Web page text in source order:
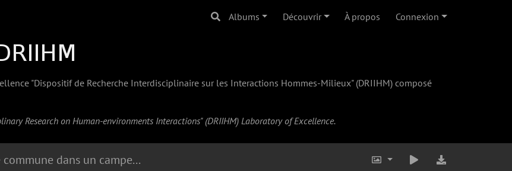
Albums Découvrir À propos Connexion
"Dispositif de Recherche Interdisciplinaire sur les Interactions Hommes-Milieux" (DRIIHM) composé
Research on Human-environments Interactions" (DRIIHM) Laboratory of Excellence.
Case commune dans un campement